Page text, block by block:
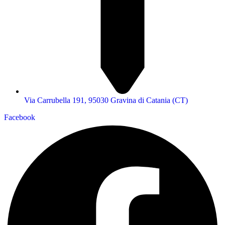
Via Carrubella 191, 95030 Gravina di Catania (CT)
Facebook